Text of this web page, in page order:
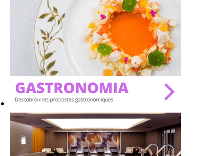
RESTAURANTS
SALES
Activitats
On?